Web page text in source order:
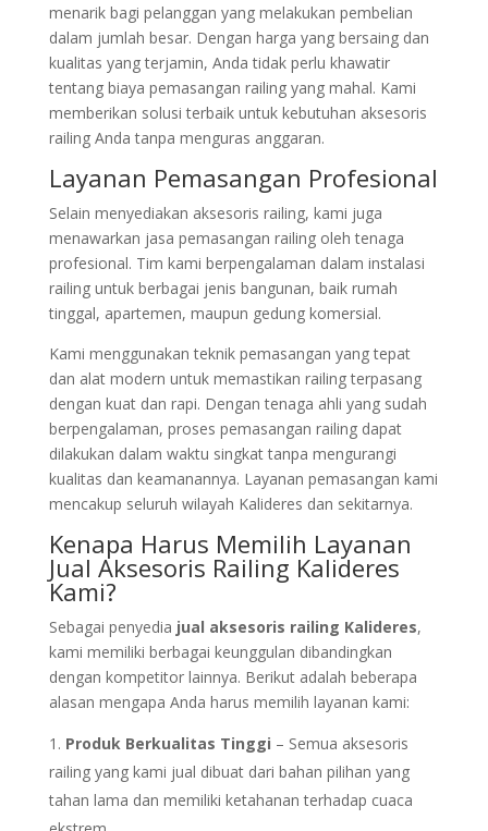
menarik bagi pelanggan yang melakukan pembelian
dalam jumlah besar. Dengan harga yang bersaing dan
kualitas yang terjamin, Anda tidak perlu khawatir
tentang biaya pemasangan railing yang mahal. Kami
memberikan solusi terbaik untuk kebutuhan aksesoris
railing Anda tanpa menguras anggaran.
Layanan Pemasangan Profesional
Selain menyediakan aksesoris railing, kami juga
menawarkan jasa pemasangan railing oleh tenaga
profesional. Tim kami berpengalaman dalam instalasi
railing untuk berbagai jenis bangunan, baik rumah
tinggal, apartemen, maupun gedung komersial.
Kami menggunakan teknik pemasangan yang tepat
dan alat modern untuk memastikan railing terpasang
dengan kuat dan rapi. Dengan tenaga ahli yang sudah
berpengalaman, proses pemasangan railing dapat
dilakukan dalam waktu singkat tanpa mengurangi
kualitas dan keamanannya. Layanan pemasangan kami
mencakup seluruh wilayah Kalideres dan sekitarnya.
Kenapa Harus Memilih Layanan
Jual Aksesoris Railing Kalideres
Kami?
Sebagai penyedia jual aksesoris railing Kalideres,
kami memiliki berbagai keunggulan dibandingkan
dengan kompetitor lainnya. Berikut adalah beberapa
alasan mengapa Anda harus memilih layanan kami:
Produk Berkualitas Tinggi – Semua aksesoris
railing yang kami jual dibuat dari bahan pilihan yang
tahan lama dan memiliki ketahanan terhadap cuaca